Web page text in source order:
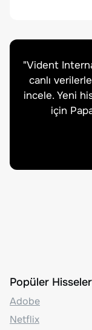
"Vident
canlı
incele. Yeni
için
Popüler Hisseler
Adobe
Netflix